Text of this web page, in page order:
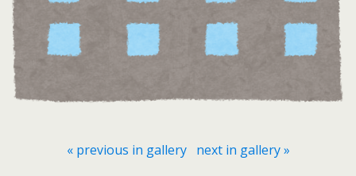
« previous in gallery next in gallery »